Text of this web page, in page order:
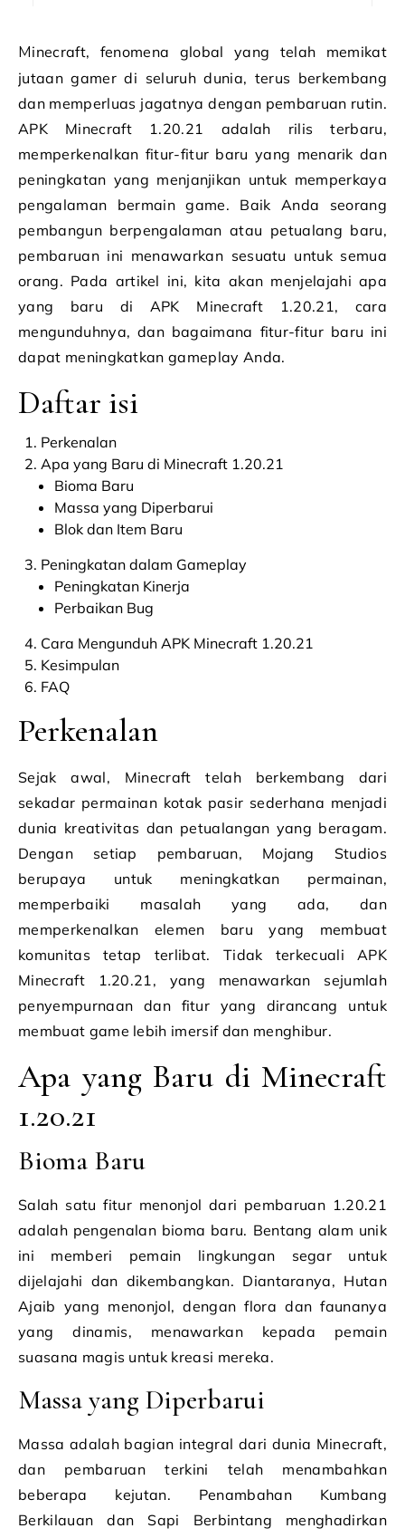
Minecraft, fenomena global yang telah memikat
jutaan gamer di seluruh dunia, terus berkembang
dan memperluas jagatnya dengan pembaruan rutin.
APK Minecraft 1.20.21 adalah rilis terbaru,
memperkenalkan fitur-fitur baru yang menarik dan
peningkatan yang menjanjikan untuk memperkaya
pengalaman bermain game. Baik Anda seorang
pembangun berpengalaman atau petualang baru,
pembaruan ini menawarkan sesuatu untuk semua
orang. Pada artikel ini, kita akan menjelajahi apa
yang baru di APK Minecraft 1.20.21, cara
mengunduhnya, dan bagaimana fitur-fitur baru ini
dapat meningkatkan gameplay Anda.
Daftar isi
Perkenalan
Apa yang Baru di Minecraft 1.20.21
Bioma Baru
Massa yang Diperbarui
Blok dan Item Baru
Peningkatan dalam Gameplay
Peningkatan Kinerja
Perbaikan Bug
Cara Mengunduh APK Minecraft 1.20.21
Kesimpulan
FAQ
Perkenalan
Sejak awal, Minecraft telah berkembang dari
sekadar permainan kotak pasir sederhana menjadi
dunia kreativitas dan petualangan yang beragam.
Dengan setiap pembaruan, Mojang Studios
berupaya untuk meningkatkan permainan,
memperbaiki masalah yang ada, dan
memperkenalkan elemen baru yang membuat
komunitas tetap terlibat. Tidak terkecuali APK
Minecraft 1.20.21, yang menawarkan sejumlah
penyempurnaan dan fitur yang dirancang untuk
membuat game lebih imersif dan menghibur.
Apa yang Baru di Minecraft
1.20.21
Bioma Baru
Salah satu fitur menonjol dari pembaruan 1.20.21
adalah pengenalan bioma baru. Bentang alam unik
ini memberi pemain lingkungan segar untuk
dijelajahi dan dikembangkan. Diantaranya, Hutan
Ajaib yang menonjol, dengan flora dan faunanya
yang dinamis, menawarkan kepada pemain
suasana magis untuk kreasi mereka.
Massa yang Diperbarui
Massa adalah bagian integral dari dunia Minecraft,
dan pembaruan terkini telah menambahkan
beberapa kejutan. Penambahan Kumbang
Berkilauan dan Sapi Berbintang menghadirkan